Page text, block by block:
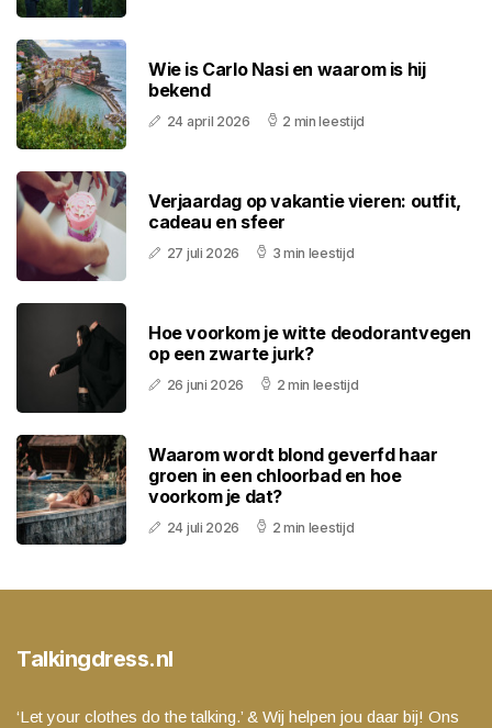
Wie is Carlo Nasi en waarom is hij
bekend
24 april 2026 2 min leestijd
Verjaardag op vakantie vieren: outfit,
cadeau en sfeer
27 juli 2026 3 min leestijd
Hoe voorkom je witte deodorantvegen
op een zwarte jurk?
26 juni 2026 2 min leestijd
Waarom wordt blond geverfd haar
groen in een chloorbad en hoe
voorkom je dat?
24 juli 2026 2 min leestijd
Talkingdress.nl
‘Let your clothes do the talking.’ & Wij helpen jou daar bij! Ons